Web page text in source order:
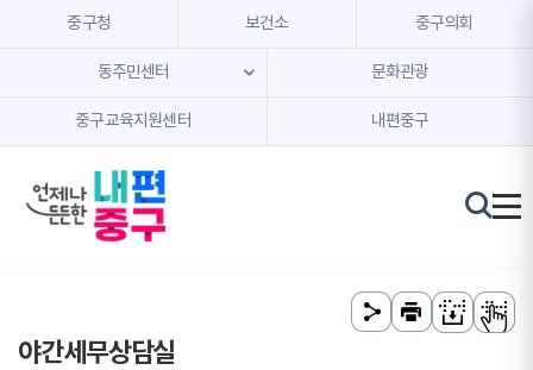
본문 내용 바로가기
주메뉴 바로가기
중구청 보건소 중구의회
동주민센터 문화관광
중구교육지원센터 내편중구
야간세무상담실